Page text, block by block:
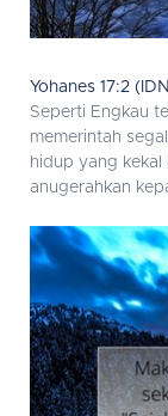
Yohanes 17:2
Seperti Engkau
memerintah
hidup yang
anugerahkan